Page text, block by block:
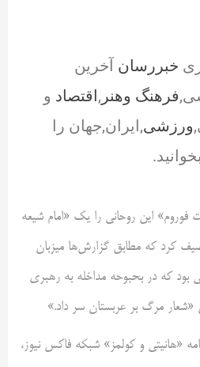
خبررسان آخرین
فرهنگ وهنر ,اقتصاد و
ورزشی,ایران,جهان را
بخوانید.
این روحانی را یک «امام شیعه
کرد که مطابق گزارش‌ها میزبان
دیربورن می بود که در بحبوحه مداخله به رهبری
مرگ بر عربستان سر داد.»
در برنامه «هانیتی و کولمز» شبکه فاکس نیوز،